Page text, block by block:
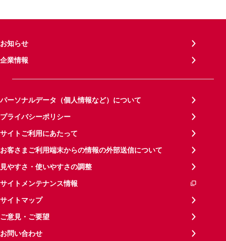
お知らせ
企業情報
パーソナルデータ（個人情報など）について
プライバシーポリシー
サイトご利用にあたって
お客さまご利用端末からの情報の外部送信について
見やすさ・使いやすさの調整
サイトメンテナンス情報
サイトマップ
ご意見・ご要望
お問い合わせ